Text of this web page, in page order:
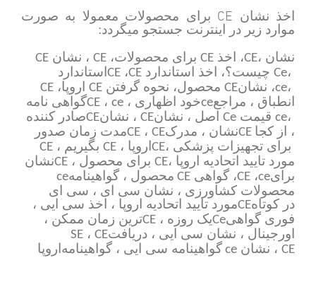
اخذ نشان CE برای محصولات معمولا به صورت
موارد زیر در اینترنت جستجو میگردد:
نشان
CE ، نشان CE برای محصولات، CE ، اخذCE،
استانداردCE ،CE چیست؟، اخذ استاندارد Ce،
CE اروپا، CE محصول، نحوه گرفتن CE، نشانce،
گواهی نامهCE ، ce خود اظهاری ،ceانطباق ، مراجع
صادر کنندهCE، نشان CEاصل ، نشان Ce قیمت ce،
مدت زمان صدورCE ، CEنشان ، مدرکCE ، از کجا
CE بگیریم ، CE اروپا ،CEبرای تجهیزات پزشکی ،
نشانCE برای محصول ، CEمورد تایید اتحادیه اروپا ،
ceمحصول ، گواهینامه CE ، گواهیCE ،ceبرای
محصولات کشاورزی ، نشان سی ای ، سی ای
مورد تایید اتحادیه اروپا ، اخذ سی ایی ،CEدر کوتاه
ترین زمان ممکن ،CE یک روزه ،Ceفوری گواهی
SE ، CEاورجینال ، نشان سی ایی ، دریافت
گواهینامه سی ایی ، گواهینامه ce ، نشان CE اروپا